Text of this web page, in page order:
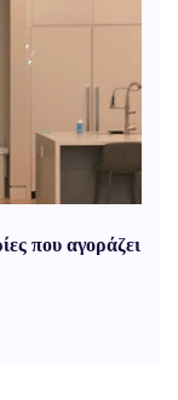
που αγοράζει